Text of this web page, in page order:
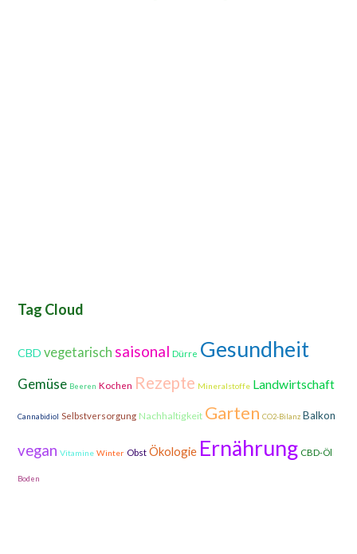
Tag Cloud
CBD vegetarisch saisonal Dürre Gesundheit
Gemüse Beeren Kochen Rezepte Mineralstoffe Landwirtschaft
Cannabidiol Selbstversorgung Nachhaltigkeit Garten CO2-Bilanz Balkon
vegan Vitamine Winter Obst Ökologie Ernährung CBD-Öl
Boden